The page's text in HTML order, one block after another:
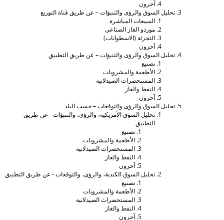
تحليل السوق والرؤى والتنبؤات – عن طريق قناة التوزيع
المبيعات المباشرة
موردو الغاز الصناعي
التجزئة (الاسطوانات)
تحليل السوق والرؤى والتنبؤات – عن طريق التطبيق
الأطعمة والمشروبات
المستحضرات الصيدلانية
النفط والغاز
تحليل السوق والرؤى والتوقعات – حسب البلد
تحليل السوق الأمريكية، والرؤى، والتنبؤات - عن طريق
الأطعمة والمشروبات
المستحضرات الصيدلانية
النفط والغاز
تحليل السوق الكندية، والرؤى، والتوقعات - عن طريق التطبيق
الأطعمة والمشروبات
المستحضرات الصيدلانية
النفط والغاز